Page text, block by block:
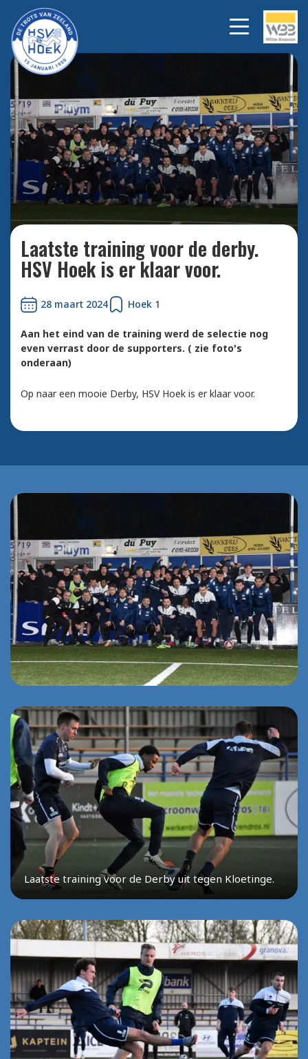
Bekijk alle foto's
Laatste training voor de derby.
HSV Hoek is er klaar voor.
28 maart 2024 Hoek 1
Aan het eind van de training werd de selectie nog
even verrast door de supporters. ( zie foto's
onderaan)
Op naar een mooie Derby, HSV Hoek is er klaar voor.
Laatste training voor de Derby uit tegen Kloetinge.